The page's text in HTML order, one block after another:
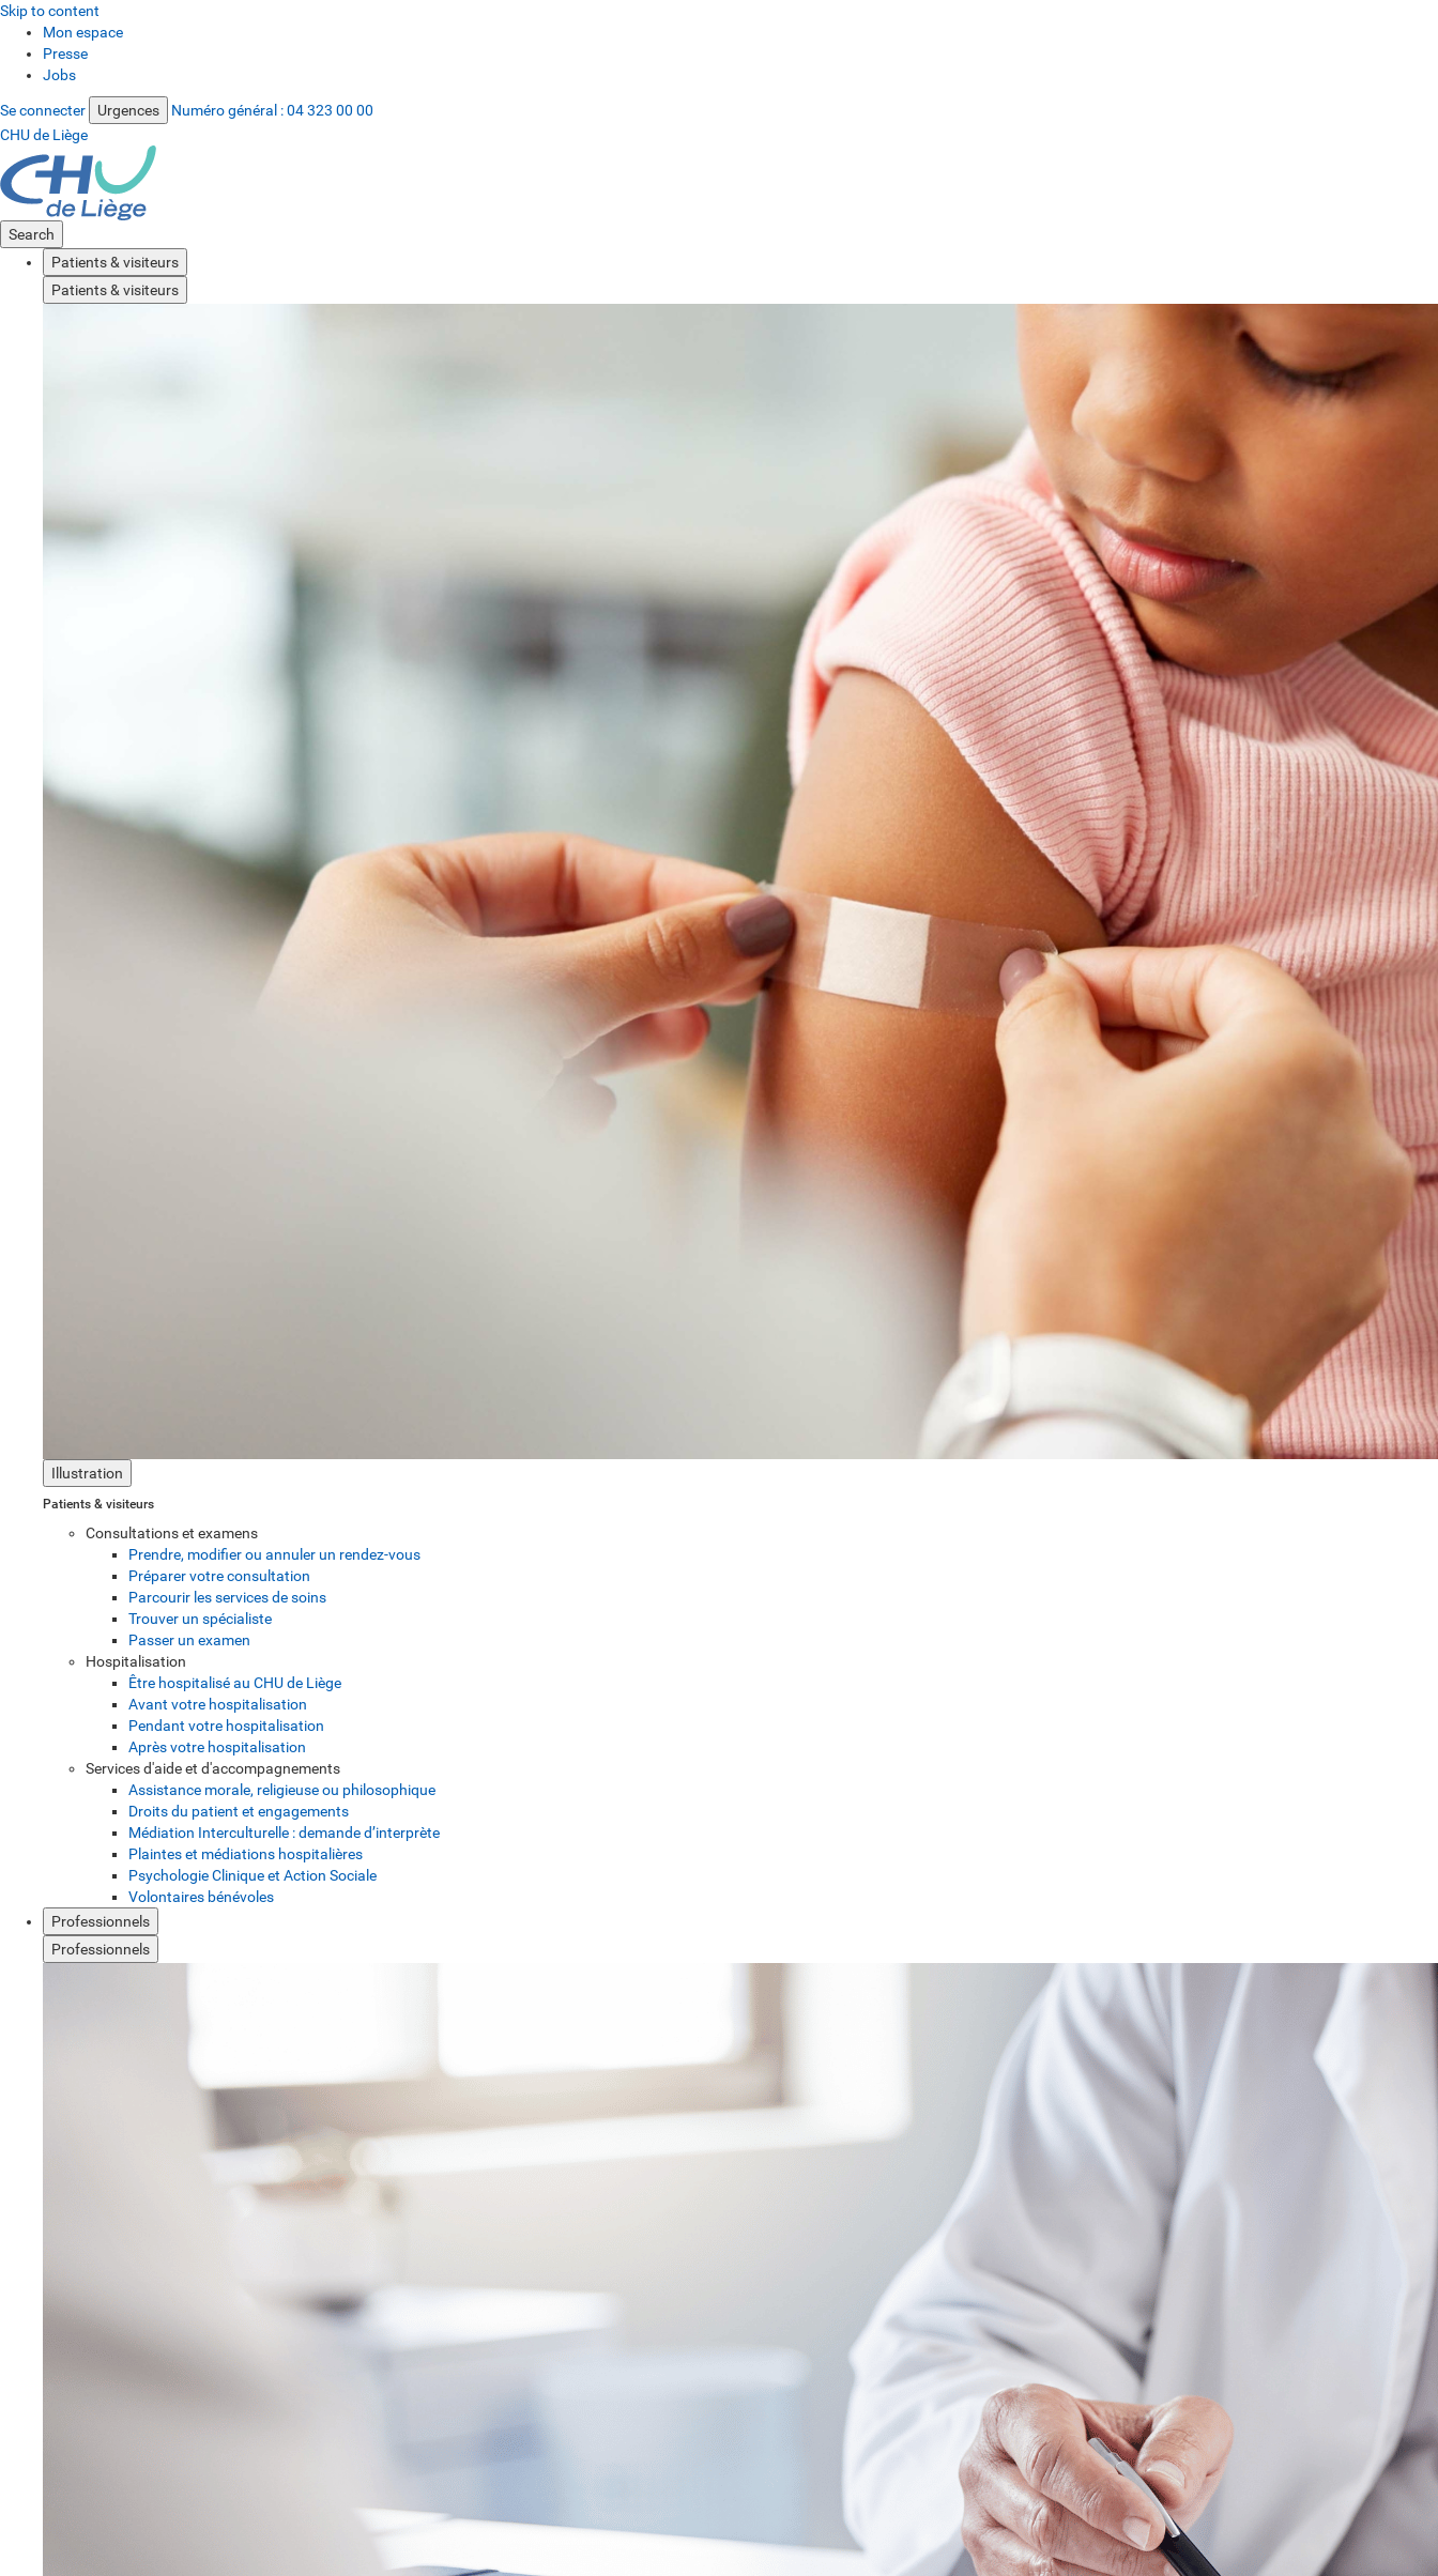
Skip to content
Mon espace
Presse
Jobs
Se connecter Urgences Numéro général :04 323 00 00
CHU de Liège
Search
Patients & visiteurs
Patients & visiteurs
Illustration
Patients & visiteurs
Consultations et examens
Prendre, modifier ou annuler un rendez-vous
Préparer votre consultation
Parcourir les services de soins
Trouver un spécialiste
Passer un examen
Hospitalisation
Être hospitalisé au CHU de Liège
Avant votre hospitalisation
Pendant votre hospitalisation
Après votre hospitalisation
Services d'aide et d'accompagnements
Assistance morale, religieuse ou philosophique
Droits du patient et engagements
Médiation Interculturelle : demande d’interprète
Plaintes et médiations hospitalières
Psychologie Clinique et Action Sociale
Volontaires bénévoles
Professionnels
Professionnels